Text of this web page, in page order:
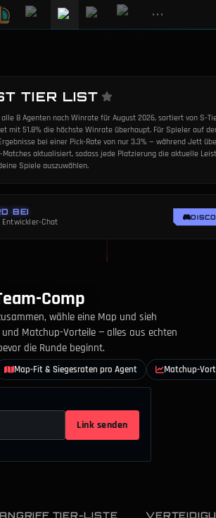
•••
TIER LIST
8 Agenten nach Winrate für August 2026, sortiert von S-
mit 51.8% die höchste Winrate überhaupt. Für Spieler auf
bei einer Pick-Rate von nur 3.3% — während Jett
Matches aktualisiert, sodass jede Platzierung die aktuelle
Spiele auszuwählen.
BEI
Chat
Comp
wähle eine Map und sieh
Matchup-Vorteile — alles aus echten
die Runde beginnt.
Map-Fit & Siegesraten pro Agent Matchup-
Link senden
ANGRIFF TIER-LISTE